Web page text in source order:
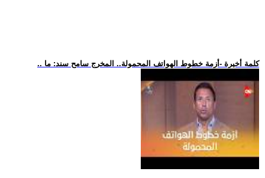
.. كلمة أخيرة -أزمة خطوط الهواتف المحمولة.. المخرج سامح سند: ما